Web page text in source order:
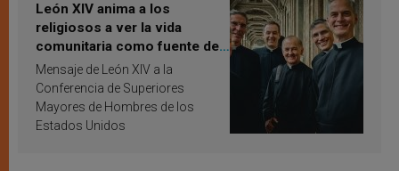
León XIV anima a los
religiosos a ver la vida
comunitaria como fuente de
inspiración y santificación
Mensaje de León XIV a la
Conferencia de Superiores
Mayores de Hombres de los
Estados Unidos